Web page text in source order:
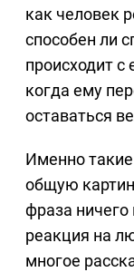
как человек
способен ли
происходит с
когда ему
оставаться
Именно
общую
фраза
реакция на
многое